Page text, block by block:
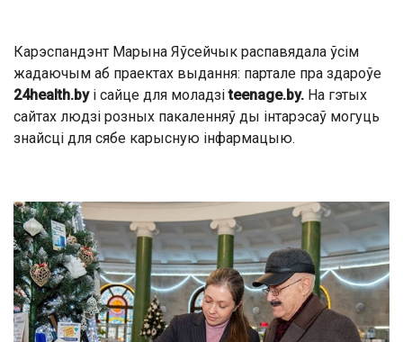
Карэспандэнт Марына Яўсейчык распавядала ўсім
жадаючым аб праектах выдання: партале пра здароўе
24health.by і сайце для моладзіteenage.by. На гэтых
сайтах людзі розных пакаленняў ды інтарэсаў могуць
знайсці для сябе карысную інфармацыю.